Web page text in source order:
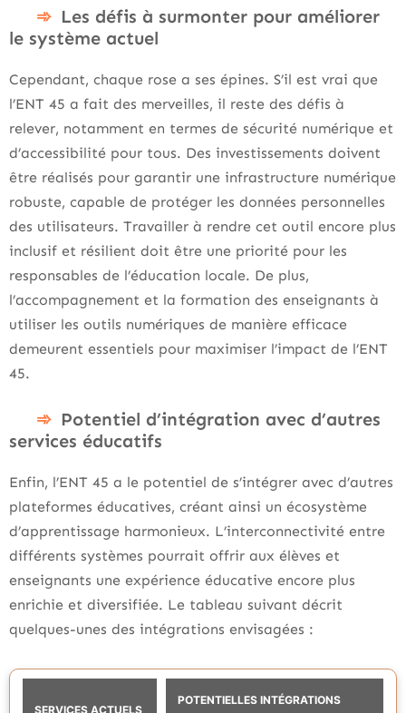
Les défis à surmonter pour améliorer
le système actuel
Cependant, chaque rose a ses épines. S’il est vrai que
l’ENT 45 a fait des merveilles, il reste des défis à
relever, notamment en termes de sécurité numérique et
d’accessibilité pour tous. Des investissements doivent
être réalisés pour garantir une infrastructure numérique
robuste, capable de protéger les données personnelles
des utilisateurs. Travailler à rendre cet outil encore plus
inclusif et résilient doit être une priorité pour les
responsables de l’éducation locale. De plus,
l’accompagnement et la formation des enseignants à
utiliser les outils numériques de manière efficace
demeurent essentiels pour maximiser l’impact de l’ENT
45.
Potentiel d’intégration avec d’autres
services éducatifs
Enfin, l’ENT 45 a le potentiel de s’intégrer avec d’autres
plateformes éducatives, créant ainsi un écosystème
d’apprentissage harmonieux. L’interconnectivité entre
différents systèmes pourrait offrir aux élèves et
enseignants une expérience éducative encore plus
enrichie et diversifiée. Le tableau suivant décrit
quelques-unes des intégrations envisagées :
SERVICES ACTUELS
POTENTIELLES INTÉGRATIONS